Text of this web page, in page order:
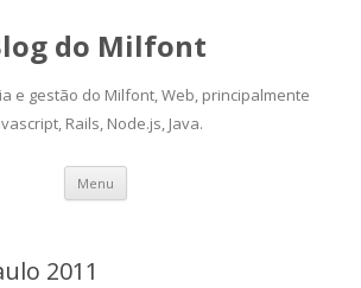
do Milfont
e gestão do Milfont, Web, principalmente
Rails, Node.js, Java.
Menu Skip
content
2011